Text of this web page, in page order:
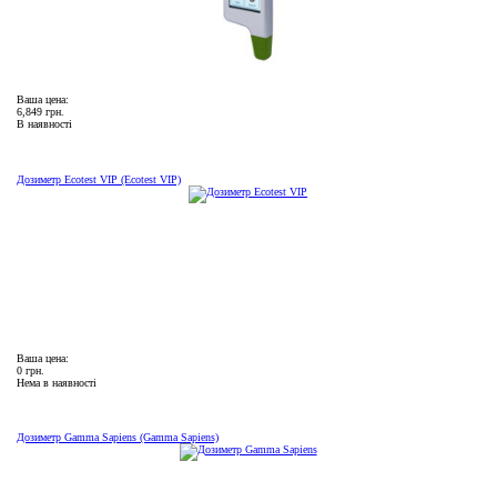
Ваша цена:
6,849 грн.
В наявності
Дозиметр Ecotest VIP (Ecotest VIP)
Ваша цена:
0 грн.
Нема в наявності
Дозиметр Gamma Sapiens (Gamma Sapiens)